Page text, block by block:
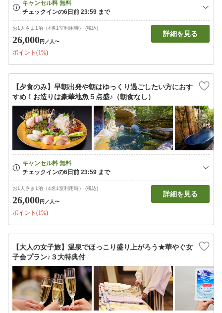
お1人さま1泊（4名1室利用時） (税込)
26,000円 ／人〜
ポイント(1%)
詳細を見る
【夕食のみ】早朝出発や朝はゆっくり過ごしたい方におす
すめ！お造りは豪華地魚５点盛♪（朝食なし）
お1人さま1泊（4名1室利用時） (税込)
26,000円 ／人〜
ポイント(1%)
詳細を見る
【大人の女子旅】温泉でほっこり盛り上がろう★華やぐ女
子会プラン♪３大特典付